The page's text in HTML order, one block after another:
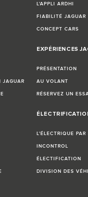
JAGUAR
L'APPLI ARDHI
FIABILITÉ JAGUAR
CONCEPT CARS
EXPÉRIENCES
PRÉSENTATION
AU VOLANT
RÉSERVEZ UN
L'ÉLECTRIQUE PAR
INCONTROL
ÉLECTIFICATION
DIVISION DES